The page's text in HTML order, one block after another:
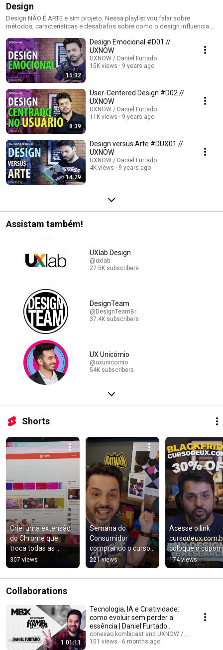
Design
Design NÃO É ARTE e sim projeto. Nessa playlist vou falar sobre
métodos, características e desabafos sobre como o design influencia a
15:32
Design Emocional #D01 //
UXNOW
UXNOW / Daniel Furtado
15K views
9 years ago
8:39
User-Centered Design #D02 //
UXNOW
UXNOW / Daniel Furtado
11K views
9 years ago
14:29
Design versus Arte #DUX01 //
UXNOW
UXNOW / Daniel Furtado
4K views
9 years ago
Assistam também!
UXlab Design
@uxlab
27.5K subscribers
DesignTeam
@DesignTeamBr
37.4K subscribers
UX Unicórnio
@uxunicornio
54K subscribers
Shorts
Criei uma extensão
do Chrome que
troca todas as
imagens de uma
página pelo Chay
Suede.
307 views
Semana do
Consumidor
comprando o curso
de UX, você ganha a
versão digital do livro
Princípios de UX
221 views
Acesse o link
coloque o cupom
BLACKFRIDAY.
aparecer um
descontão de
174 views
Collaborations
1:01:11
Tecnologia, IA e Criatividade:
como evoluir sem perder a
essência | Daniel Furtado
Episódio #62
conexao kombicast and UXNOW / Daniel
101 views
6 months ago